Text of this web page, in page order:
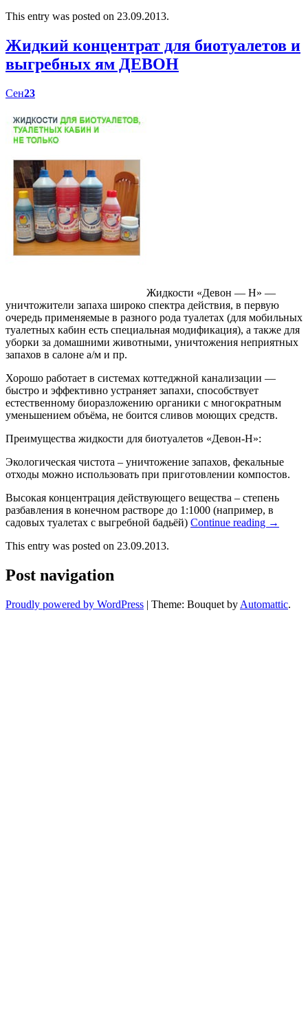
This entry was posted on 23.09.2013.
Жидкий концентрат для биотуалетов и
выгребных ям ДЕВОН
Сен23
Жидкости «Девон — Н» —
уничтожители запаха широко спектра действия, в первую
очередь применяемые в разного рода туалетах (для мобильных
туалетных кабин есть специальная модификация), а также для
уборки за домашними животными, уничтожения неприятных
запахов в салоне а/м и пр.
Хорошо работает в системах коттеджной канализации —
быстро и эффективно устраняет запахи, способствует
естественному биоразложению органики с многократным
уменьшением объёма, не боится сливов моющих средств.
Преимущества жидкости для биотуалетов «Девон-Н»:
Экологическая чистота – уничтожение запахов, фекальные
отходы можно использовать при приготовлении компостов.
Высокая концентрация действующего вещества – степень
разбавления в конечном растворе до 1:1000 (например, в
садовых туалетах с выгребной бадьёй) Continue reading →
This entry was posted on 23.09.2013.
Post navigation
Proudly powered by WordPress | Theme: Bouquet by Automattic.